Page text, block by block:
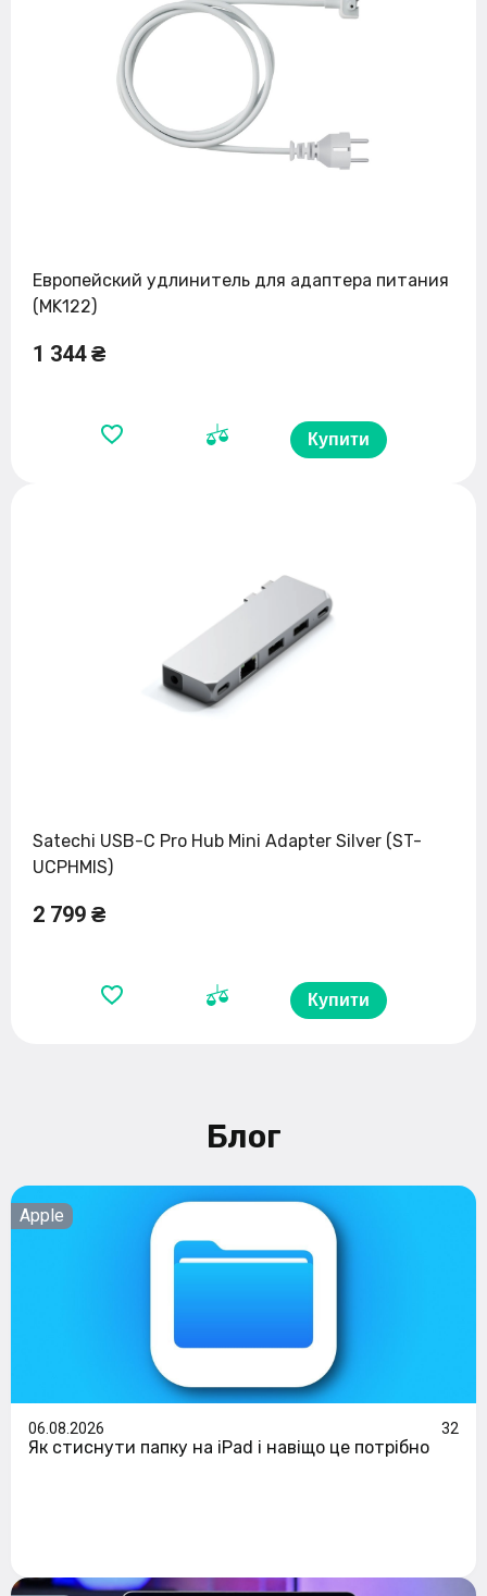
Европейский удлинитель для адаптера питания
(MK122)
1 344 ₴
Купити
Satechi USB-C Pro Hub Mini Adapter Silver (ST-
UCPHMIS)
2 799 ₴
Купити
Блог
Apple
06.08.2026 32
Як стиснути папку на iPad і навіщо це потрібно